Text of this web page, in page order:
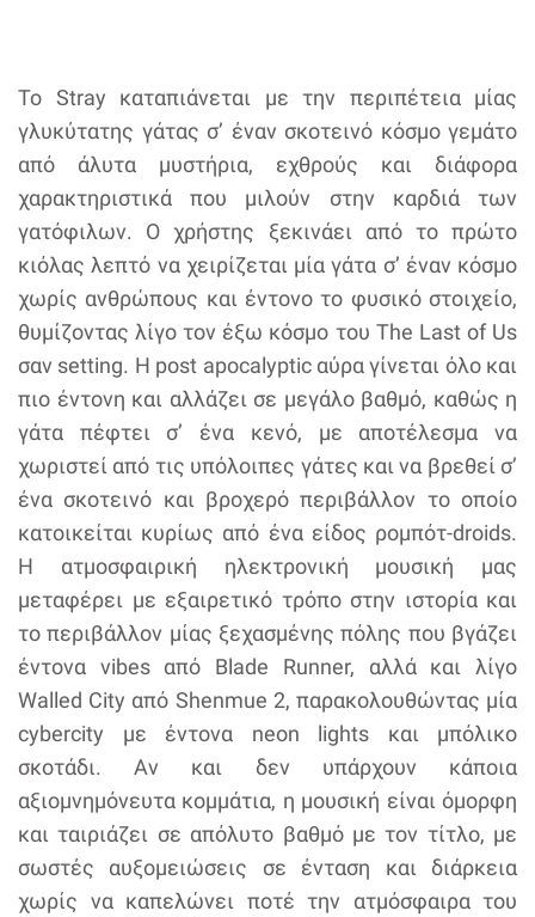
Το Stray καταπιάνεται με την περιπέτεια μίας
γλυκύτατης γάτας σ’ έναν σκοτεινό κόσμο γεμάτο
από άλυτα μυστήρια, εχθρούς και διάφορα
χαρακτηριστικά που μιλούν στην καρδιά των
γατόφιλων. Ο χρήστης ξεκινάει από το πρώτο
κιόλας λεπτό να χειρίζεται μία γάτα σ’ έναν κόσμο
χωρίς ανθρώπους και έντονο το φυσικό στοιχείο,
θυμίζοντας λίγο τον έξω κόσμο του The Last of Us
σαν setting. Η post apocalyptic αύρα γίνεται όλο και
πιο έντονη και αλλάζει σε μεγάλο βαθμό, καθώς η
γάτα πέφτει σ’ ένα κενό, με αποτέλεσμα να
χωριστεί από τις υπόλοιπες γάτες και να βρεθεί σ’
ένα σκοτεινό και βροχερό περιβάλλον το οποίο
κατοικείται κυρίως από ένα είδος ρομπότ-droids.
Η ατμοσφαιρική ηλεκτρονική μουσική μας
μεταφέρει με εξαιρετικό τρόπο στην ιστορία και
το περιβάλλον μίας ξεχασμένης πόλης που βγάζει
έντονα vibes από Blade Runner, αλλά και λίγο
Walled City από Shenmue 2, παρακολουθώντας μία
cybercity με έντονα neon lights και μπόλικο
σκοτάδι. Αν και δεν υπάρχουν κάποια
αξιομνημόνευτα κομμάτια, η μουσική είναι όμορφη
και ταιριάζει σε απόλυτο βαθμό με τον τίτλο, με
σωστές αυξομειώσεις σε ένταση και διάρκεια
χωρίς να καπελώνει ποτέ την ατμόσφαιρα του